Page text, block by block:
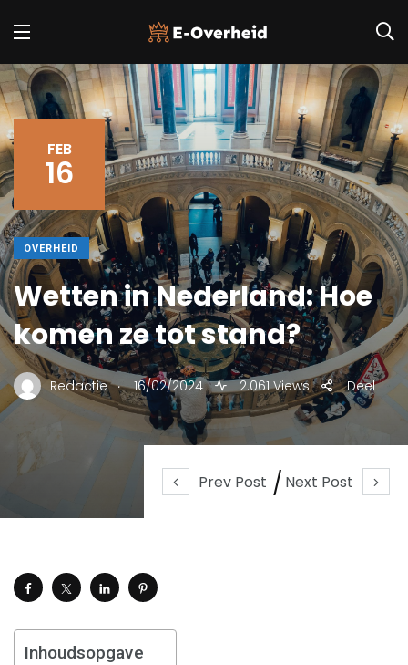
Prev Post Next Post
FEB
16
OVERHEID
Wetten in Nederland: Hoe
komen ze tot stand?
Redactie . 16/02/2024 2.061 Views Deel
Inhoudsopgave